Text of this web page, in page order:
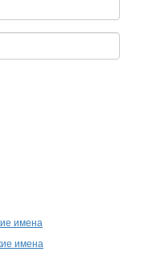
имена
имена